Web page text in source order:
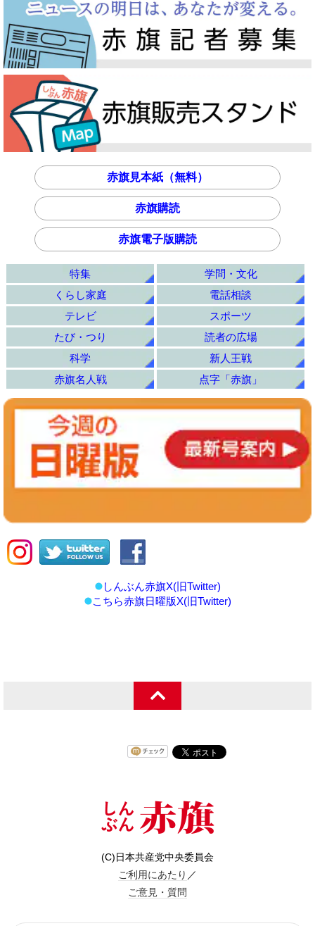
赤旗見本紙（無料）
赤旗購読
赤旗電子版購読
特集
学問・文化
くらし家庭
電話相談
テレビ
スポーツ
たび・つり
読者の広場
科学
新人王戦
赤旗名人戦
点字「赤旗」
しんぶん赤旗X(旧Twitter)
こちら赤旗日曜版X(旧Twitter)
(C)日本共産党中央委員会
ご利用にあたり ／
ご意見・質問